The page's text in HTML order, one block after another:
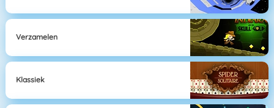
Verzamelen
Klassiek